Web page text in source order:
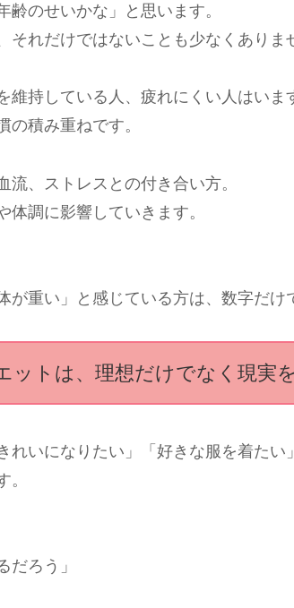
のせいかな」と思います。
れだけではないことも少なくありま
持している人、疲れにくい人はいま
積み重ねです。
、ストレスとの付き合い方。
調に影響していきます。
が重い」と感じている方は、数字だ
ットは、理想だけでなく現実
れいになりたい」「好きな服を着たい
。
だろう」